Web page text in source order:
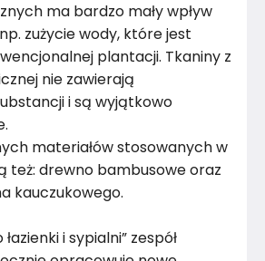
ma bardzo mały wpływ
zużycie wody, które jest
plantacji. Tkaniny z
nie zawierają
i są wyjątkowo
materiałów stosowanych w
też: drewno bambusowe oraz
kauczukowego.
łazienki i sypialni” zespół